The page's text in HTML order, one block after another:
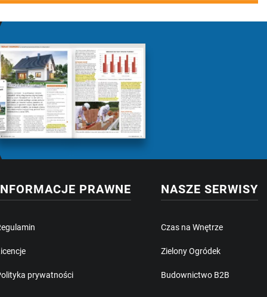
PRAWNE
prywatności
NASZE SERWISY
Czas na Wnętrze
Zielony Ogródek
Budownictwo B2B